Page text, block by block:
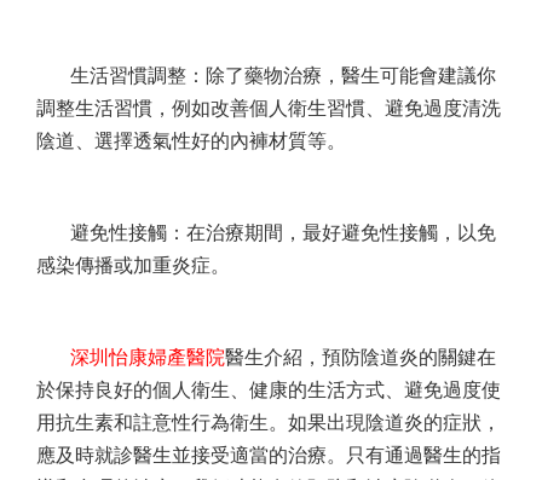
生活習慣調整：除了藥物治療，醫生可能會建議你
調整生活習慣，例如改善個人衛生習慣、避免過度清洗
陰道、選擇透氣性好的內褲材質等。
避免性接觸：在治療期間，最好避免性接觸，以免
感染傳播或加重炎症。
深圳怡康婦產醫院醫生介紹，預防陰道炎的關鍵在
於保持良好的個人衛生、健康的生活方式、避免過度使
用抗生素和註意性行為衛生。如果出現陰道炎的症狀，
應及時就診醫生並接受適當的治療。只有通過醫生的指